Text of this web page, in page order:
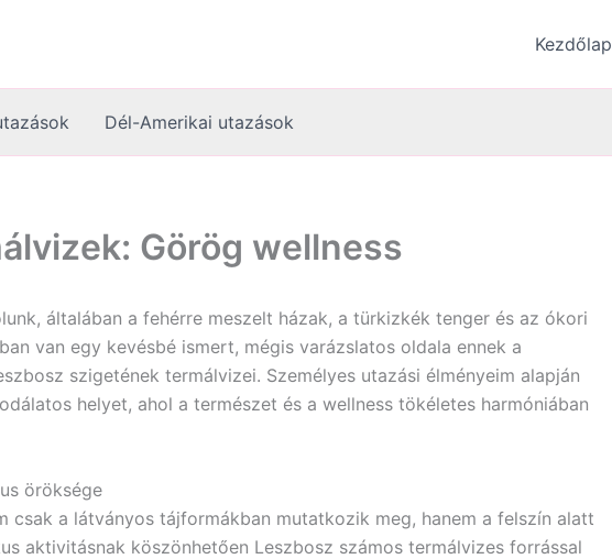
Kezdőlap
Dél-Amerikai utazások
Görög wellness
általában a fehérre meszelt házak, a türkizkék tenger és az ókori
van egy kevésbé ismert, mégis varázslatos oldala ennek a
szigetének termálvizei. Személyes utazási élményeim alapján
helyet, ahol a természet és a wellness tökéletes harmóniában
öröksége
csak a látványos tájformákban mutatkozik meg, hanem a felszín alatt
aktivitásnak köszönhetően Leszbosz számos termálvizes forrással